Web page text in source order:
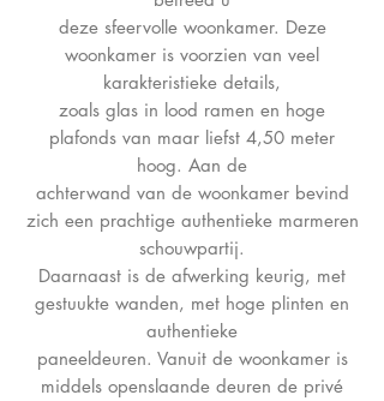
deze sfeervolle woonkamer. Deze
woonkamer is voorzien van veel
karakteristieke details,
zoals glas in lood ramen en hoge
plafonds van maar liefst 4,50 meter
hoog. Aan de
achterwand van de woonkamer bevind
zich een prachtige authentieke marmeren
schouwpartij.
Daarnaast is de afwerking keurig, met
gestuukte wanden, met hoge plinten en
authentieke
paneeldeuren. Vanuit de woonkamer is
middels openslaande deuren de privé